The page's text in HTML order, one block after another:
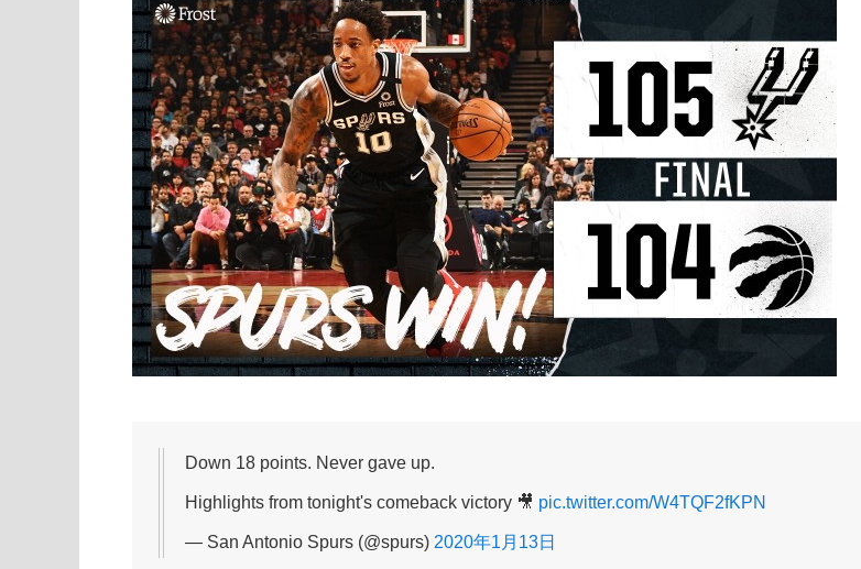
Down 18 points. Never gave up.
Highlights from tonight's comeback victory 🎥 pic.twitter.com/W4TQF2fKPN
— San Antonio Spurs (@spurs) 2020年1月13日